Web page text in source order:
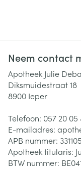
Neem contact
Apotheek Julie
Diksmuidestraat 18
8900 Ieper
Telefoon: 057 20 05
E-mailadres:
APB nummer: 331105
Apotheek titularis:
BTW nummer: